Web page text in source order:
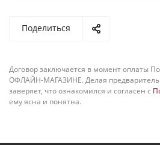
Поделиться
Договор заключается в момент оплаты
ОФЛАЙН-МАГАЗИНЕ. Делая
заверяет, что ознакомился и согласен с
ему ясна и понятна.